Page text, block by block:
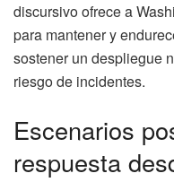
discursivo ofrece a
para mantener y
sostener un despliegue
riesgo de incidentes.
Escenarios
respuesta